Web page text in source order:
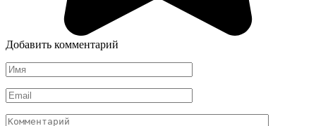
Добавить комментарий
Имя
*
Email
*
Комментарий